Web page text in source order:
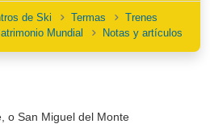
de Ski Termas
Trenes
Mundial Notas y artículos
o San Miguel del Monte